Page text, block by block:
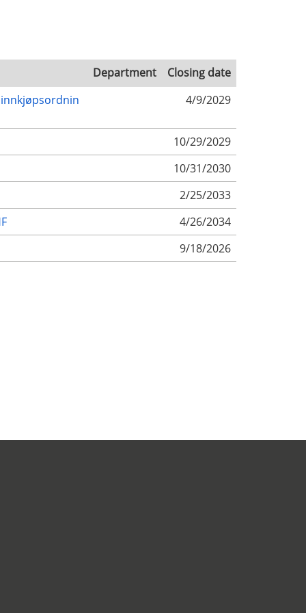
Department
Closing date
innkjøpsordnin
4/9/2029
10/29/2029
10/31/2030
2/25/2033
4/26/2034
9/18/2026